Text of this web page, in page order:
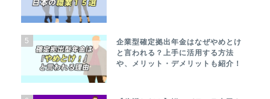
5
企業型確定拠出年金はなぜやめとけ
と言われる？上手に活用する方法
や、メリット・デメリットも紹介！